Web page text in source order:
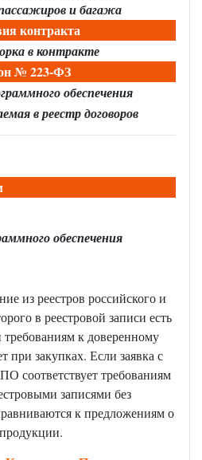
и багажа
контракта
в контракте
№ 223-ФЗ
обеспечения
в реестр договоров
обеспечения
из реестров российского и
в реестровой записи есть
требованиям к доверенному
при закупках. Если заявка с
соответствует требованиям
записями без
к предложениям о